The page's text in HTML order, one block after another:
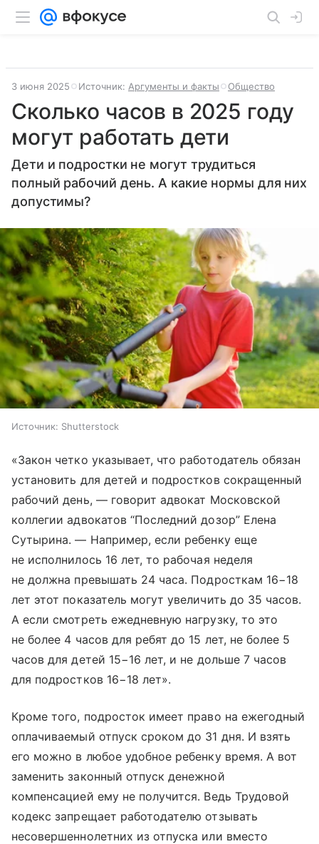
3 июня 2025 Источник: Аргументы и факты Общество
Сколько часов в 2025 году
могут работать дети
Дети и подростки не могут трудиться
полный рабочий день. А какие нормы для них
допустимы?
Источник: Shutterstock
«Закон четко указывает, что работодатель обязан
установить для детей и подростков сокращенный
рабочий день, — говорит адвокат Московской
коллегии адвокатов “Последний дозор” Елена
Сутырина. — Например, если ребенку еще
не исполнилось 16 лет, то рабочая неделя
не должна превышать 24 часа. Подросткам 16−18
лет этот показатель могут увеличить до 35 часов.
А если смотреть ежедневную нагрузку, то это
не более 4 часов для ребят до 15 лет, не более 5
часов для детей 15−16 лет, и не дольше 7 часов
для подростков 16−18 лет».
Кроме того, подросток имеет право на ежегодный
оплачиваемый отпуск сроком до 31 дня. И взять
его можно в любое удобное ребенку время. А вот
заменить законный отпуск денежной
компенсацией ему не получится. Ведь Трудовой
кодекс запрещает работодателю отзывать
несовершеннолетних из отпуска или вместо